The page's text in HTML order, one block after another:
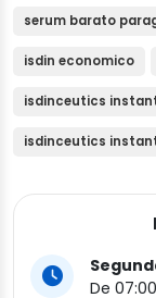
serum barato
isdin economico
isdinceutics
isdinceutics
De